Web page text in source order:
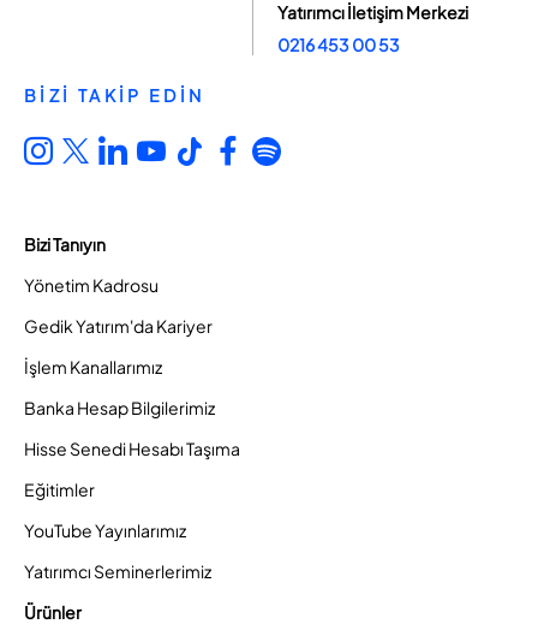
Yatırımcı İletişim Merkezi
0216 453 00 53
BİZİ TAKİP EDİN
Bizi Tanıyın
Yönetim Kadrosu
Gedik Yatırım'da Kariyer
İşlem Kanallarımız
Banka Hesap Bilgilerimiz
Hisse Senedi Hesabı Taşıma
Eğitimler
YouTube Yayınlarımız
Yatırımcı Seminerlerimiz
Ürünler